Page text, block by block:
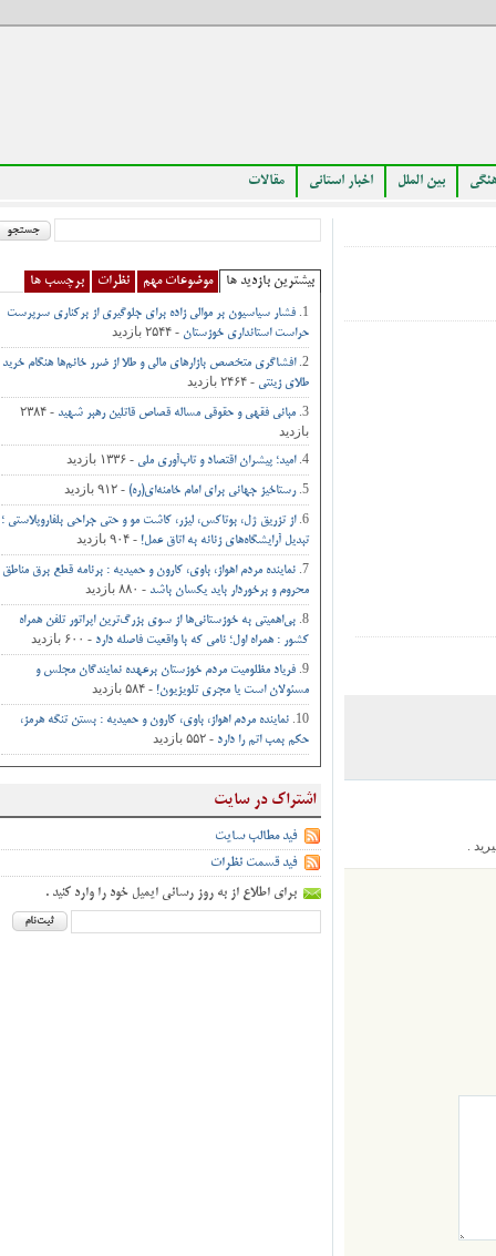
بین الملل اخبار استانی مقالات
.
بیشترین بازدید ها موضوعات مهم نظرات برچسب ها
فشار سیاسیون بر موالی زاده برای جلوگیری از برکناری سرپرست
حراست استانداری خوزستان- ۲۵۴۴ بازدید
افشاگری متخصص بازارهای مالی و طلا از ضرر خانم‌ها هنگام خرید
طلای زینتی- ۲۴۶۴ بازدید
مبانی فقهی و حقوقی مساله قصاص قاتلین رهبر شهید
- ۲۳۸۴
بازدید
امید؛ پیشران اقتصاد و تاب‌آوری ملی- ۱۳۳۶ بازدید
رستاخیز جهانی برای امام خامنه‌ای(ره)- ۹۱۲ بازدید
از تزریق ژل، بوتاکس، لیزر، کاشت مو و حتی جراحی‌ بلفاروپلاستی ؛
تبدیل آرایشگاه‌های زنانه به اتاق‌ عمل‌!- ۹۰۴ بازدید
نماینده مردم اهواز، باوی، کارون و حمیدیه : برنامه قطع برق مناطق
محروم و برخوردار باید یکسان باشد - ۸۸۰ بازدید
بی‌اهمیتی به خوزستانی‌ها از سوی بزرگ‌ترین اپراتور تلفن همراه
کشور : همراه اول؛ نامی که با واقعیت فاصله دارد - ۶۰۰ بازدید
فریاد مظلومیت مردم خوزستان برعهده نمایندگان مجلس و
مسئولان است یا مجری تلویزیون!- ۵۸۴ بازدید
نماینده مردم اهواز، باوی، کارون و حمیدیه : بستن تنگه هرمز،
حکم بمب اتم را دارد - ۵۵۲ بازدید
اشتراک در سایت
فید مطالب سایت
فید قسمت نظرات
برای اطلاع از به روز رسانی ایمیل خود را وارد کنید .